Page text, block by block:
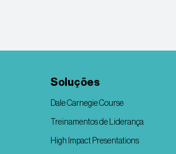
Soluções
Dale Carnegie Course
Treinamentos de Liderança
High Impact Presentations